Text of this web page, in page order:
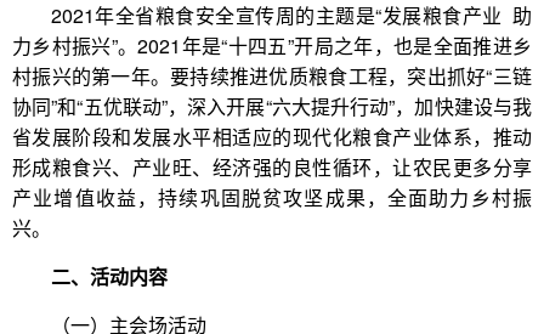
2021年全省粮食安全宣传周的主题是“发展粮食产业 助
力乡村振兴”。2021年是“十四五”开局之年，也是全面推进乡
村振兴的第一年。要持续推进优质粮食工程，突出抓好“三链
协同”和“五优联动”，深入开展“六大提升行动”，加快建设与我
省发展阶段和发展水平相适应的现代化粮食产业体系，推动
形成粮食兴、产业旺、经济强的良性循环，让农民更多分享
产业增值收益，持续巩固脱贫攻坚成果，全面助力乡村振
兴。
二、活动内容
（一）主会场活动